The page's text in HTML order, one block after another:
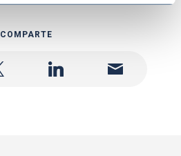
COMPARTE